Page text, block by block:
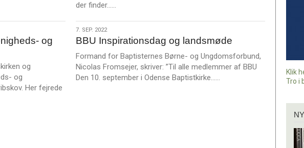
der finder……
m
r
e
og
og
og
Her fejrede
7.
sep.
2022
7. SEP. 2022
BBU Inspirationsdag og landsmøde
Formand for Baptisternes Børne- og Ungdomsforbund,
Nicolas Fromsejer, skriver: ”Til alle medlemmer af BBU
Den 10. september i Odense Baptistkirke……
Klik
Tro i